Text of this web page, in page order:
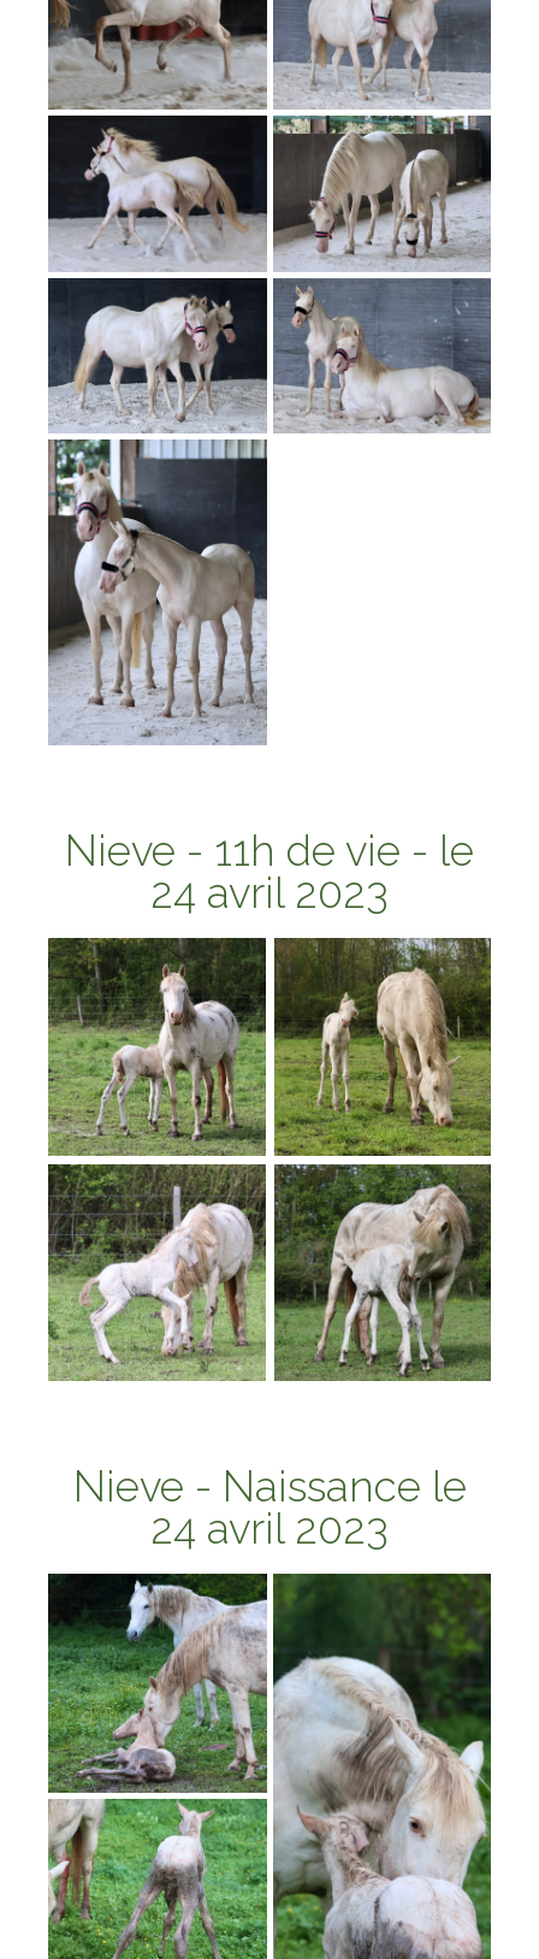
Nieve - 11h de vie - le
24 avril 2023
Nieve - Naissance le
24 avril 2023